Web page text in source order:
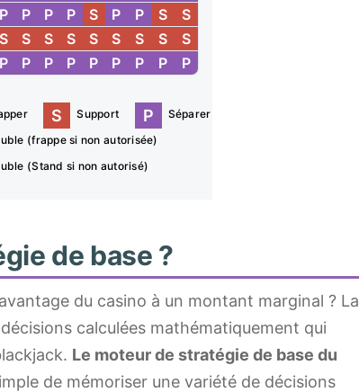
P P P P S P P S
S
S S S S S S S S
S
P P P P P P P P P
S Support P Séparer
(frappe si non autorisée)
(Stand si non autorisé)
de base ?
du casino à un montant marginal ? La
calculées mathématiquement qui
Le moteur de stratégie de base du
de mémoriser une variété de décisions